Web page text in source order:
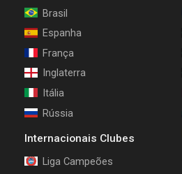
Brasil
Espanha
França
Inglaterra
Itália
Rússia
Internacionais Clubes
Liga Campeões